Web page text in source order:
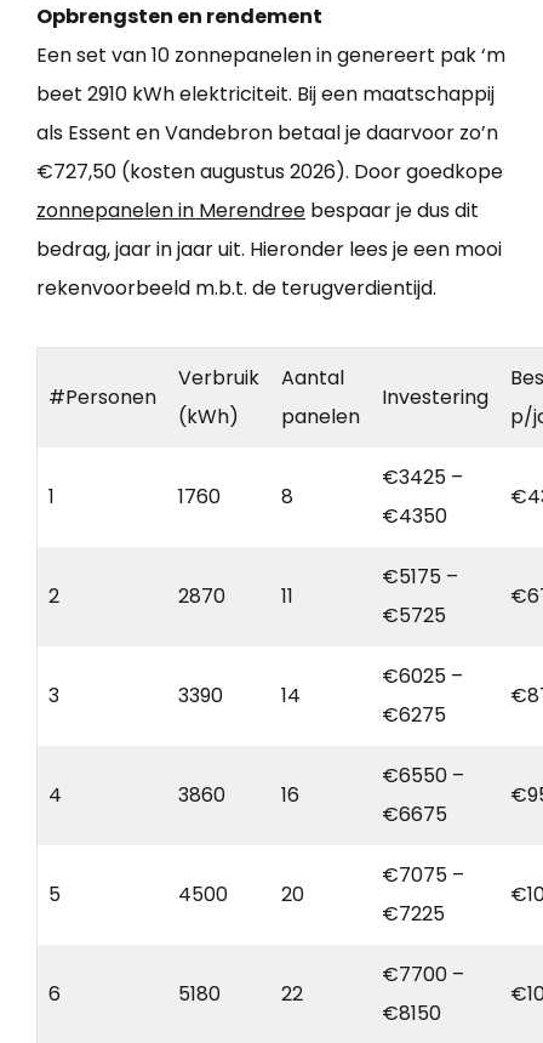
Opbrengsten en rendement
Een set van 10 zonnepanelen in genereert pak ‘m
beet 2910 kWh elektriciteit. Bij een maatschappij
als Essent en Vandebron betaal je daarvoor zo’n
€727,50 (kosten augustus 2026). Door goedkope
zonnepanelen in Merendree bespaar je dus dit
bedrag, jaar in jaar uit. Hieronder lees je een mooi
rekenvoorbeeld m.b.t. de terugverdientijd.
#Personen
Verbruik
(kWh)
Aantal
panelen
Investering
p/
1 1760 8
€3425 –
€4350
2 2870 11
€5175 –
€5725
3 3390 14
€6025 –
€6275
4 3860 16
€6550 –
€6675
5 4500 20
€7075 –
€7225
6 5180 22
€7700 –
€8150